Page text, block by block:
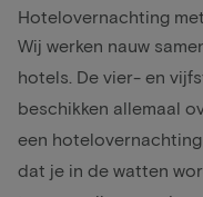
Hotelovernachting
Wij werken nauw
hotels. De vier- en
beschikken allemaal
een
dat je in de watten